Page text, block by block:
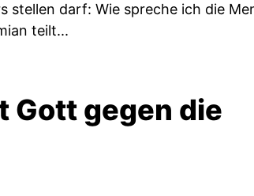
stellen darf: Wie spreche ich die
teilt...
Gott gegen die